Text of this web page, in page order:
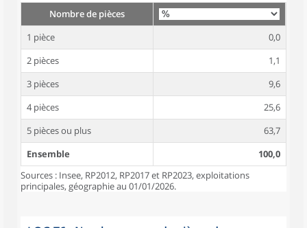
Nombre de pièces
1 pièce
0,0
2 pièces
1,1
3 pièces
9,6
4 pièces
25,6
5 pièces ou plus
63,7
Ensemble
100,0
Sources : Insee, RP2012, RP2017 et RP2023, exploitations
principales, géographie au 01/01/2026.